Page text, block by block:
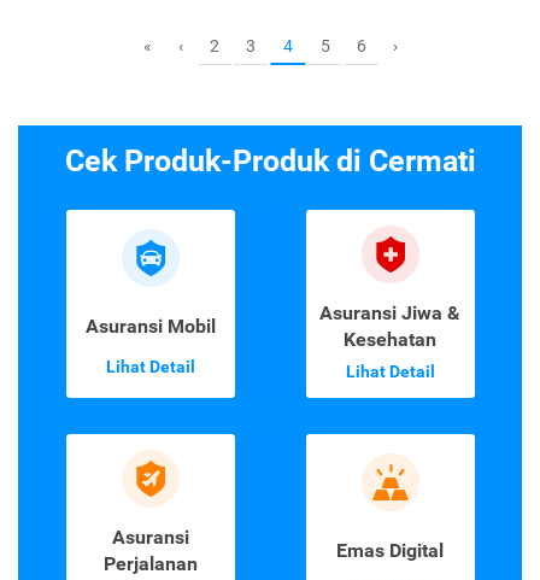
« ‹ 2 3 4 5 6 ›
Cek Produk-Produk di Cermati
Asuransi Mobil
Lihat Detail
Asuransi Jiwa &
Kesehatan
Lihat Detail
Asuransi
Perjalanan
Emas Digital